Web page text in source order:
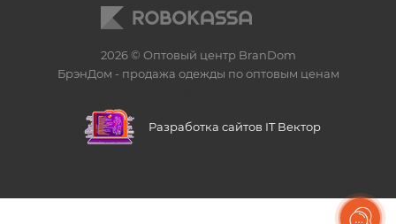
2026 © Оптовый центр BranDom
БрэнДом - продажа одежды по оптовым ценам
Разработка сайтов IT Вектор